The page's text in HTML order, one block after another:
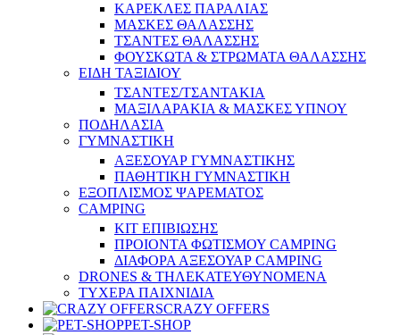
ΚΑΡΕΚΛΕΣ ΠΑΡΑΛΙΑΣ
ΜΑΣΚΕΣ ΘΑΛΑΣΣΗΣ
ΤΣΑΝΤΕΣ ΘΑΛΑΣΣΗΣ
ΦΟΥΣΚΩΤΑ & ΣΤΡΩΜΑΤΑ ΘΑΛΑΣΣΗΣ
ΕΙΔΗ ΤΑΞΙΔΙΟΥ
ΤΣΑΝΤΕΣ/ΤΣΑΝΤΑΚΙΑ
ΜΑΞΙΛΑΡΑΚΙΑ & ΜΑΣΚΕΣ ΥΠΝΟΥ
ΠΟΔΗΛΑΣΙΑ
ΓΥΜΝΑΣΤΙΚΗ
ΑΞΕΣΟΥΑΡ ΓΥΜΝΑΣΤΙΚΗΣ
ΠΑΘΗΤΙΚΗ ΓΥΜΝΑΣΤΙΚΗ
ΕΞΟΠΛΙΣΜΟΣ ΨΑΡΕΜΑΤΟΣ
CAMPING
ΚΙΤ ΕΠΙΒΙΩΣΗΣ
ΠΡΟΙΟΝΤΑ ΦΩΤΙΣΜΟΥ CAMPING
ΔΙΑΦΟΡΑ ΑΞΕΣΟΥΑΡ CAMPING
DRONES & ΤΗΛΕΚΑΤΕΥΘΥΝΟΜΕΝΑ
ΤΥΧΕΡΑ ΠΑΙΧΝΙΔΙΑ
CRAZY OFFERS
PET-SHOP